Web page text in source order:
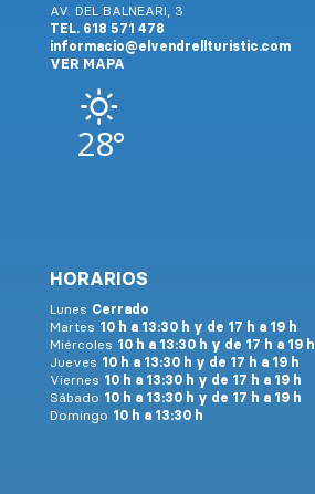
AV. DEL BALNEARI, 3
TEL. 618 571 478
informacio@elvendrellturistic.com
VER MAPA
28°
HORARIOS
Lunes Cerrado
Martes 10 h a 13:30 h y de 17 h a 19 h
Miércoles 10 h a 13:30 h y de 17 h a 19 h
Jueves 10 h a 13:30 h y de 17 h a 19 h
Viernes 10 h a 13:30 h y de 17 h a 19 h
Sábado 10 h a 13:30 h y de 17 h a 19 h
Domingo 10 h a 13:30 h